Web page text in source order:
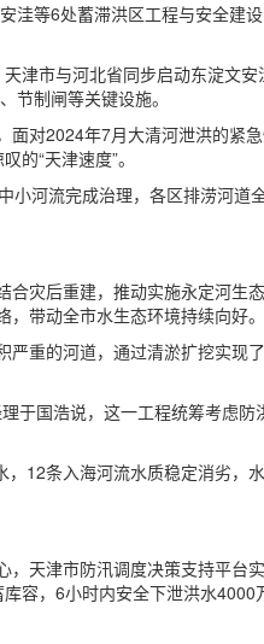
洼等6处蓄滞洪区工程与安全建
津市与河北省同步启动东淀文安
节制闸等关键设施。
面对2024年7月大清河泄洪的紧
的“天津速度”。
小河流完成治理，各区排涝河道
合灾后重建，推动实施永定河生
带动全市水生态环境持续向好。
严重的河道，通过清淤扩挖实现
于国浩说，这一工程统筹考虑防
12条入海河流水质稳定消劣，
，天津市防汛调度决策支持平台
容，6小时内安全下泄洪水4000